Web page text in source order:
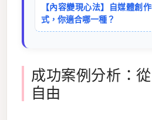
【內容變現心法】自媒體創
式，你適合哪一種？
成功案例分析：
自由